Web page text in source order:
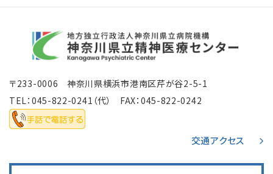
〒233-0006 神奈川県横浜市港南区芹が谷2-5-1
TEL： 045-822-0241 （代） FAX：045-822-0242
交通アクセス